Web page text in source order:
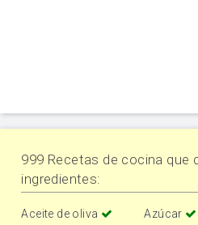
999 Recetas de cocina que
ingredientes:
Aceite de oliva
Azúcar